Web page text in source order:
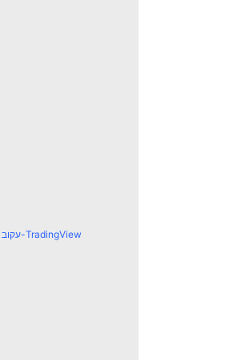
עקוב אחר כל השווקים ב-TradingView